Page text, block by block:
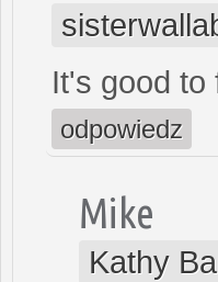
It's good
odpowiedz
Mike
Kathy